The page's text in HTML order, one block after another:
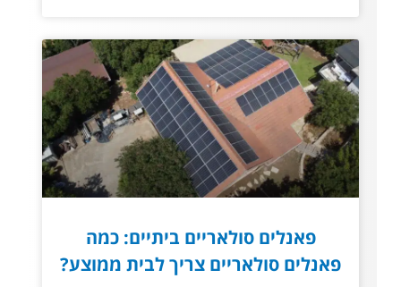
פאנלים סולאריים ביתיים: כמה
פאנלים סולאריים צריך לבית ממוצע?